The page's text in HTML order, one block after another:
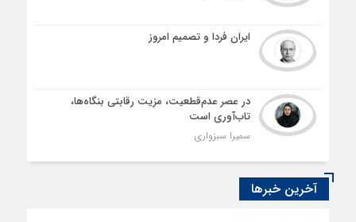
ایران فردا و تصمیم امروز
در عصر عدم‌قطعیت، مزیت رقابتی بنگاه‌ها،
تاب‌آوری است
سمیرا سبزواری
آخرین خبرها